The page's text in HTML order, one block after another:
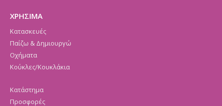
ΧΡΗΣΙΜΑ
Κατασκευές
Παίζω & Δημιουργώ
Οχήματα
Κούκλες/Κουκλάκια
Κατάστημα
Προσφορές